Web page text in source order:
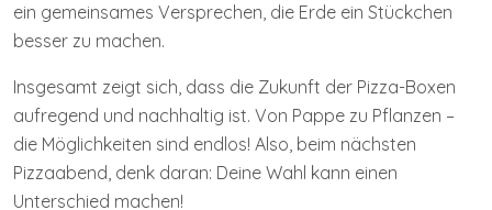
ein gemeinsames Versprechen, die Erde ein Stückchen
besser zu machen.
Insgesamt zeigt sich, dass die Zukunft der Pizza-Boxen
aufregend und nachhaltig ist. Von Pappe zu Pflanzen –
die Möglichkeiten sind endlos! Also, beim nächsten
Pizzaabend, denk daran: Deine Wahl kann einen
Unterschied machen!